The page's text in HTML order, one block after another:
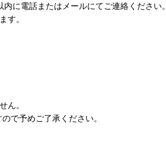
に電話またはメールにてご連絡ください。
す。
ん。
で予めご了承ください。